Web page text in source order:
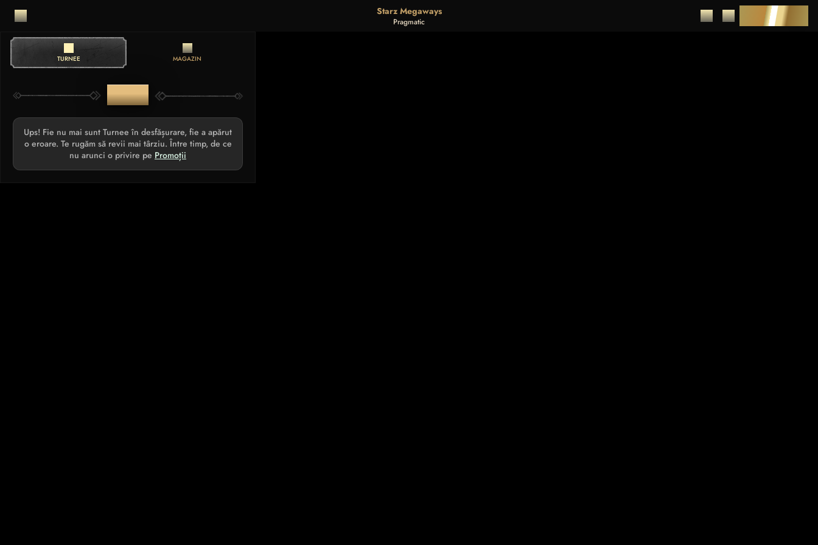
Starz Megaways
Pragmatic DEPUNERE
TURNEE MAGAZIN
TURNEE
Ups! Fie nu mai sunt Turnee în desfășurare, fie a apărut
o eroare. Te rugăm să revii mai târziu. Între timp, de ce
nu arunci o privire pe Promoții